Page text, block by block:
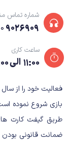
شماره تماس
۹۰۲۶۹۰۹
ساعت کاری
۱۱:۰۰ الی ۲۳:۰۰
بازی شروع نموده
طریق گیفت کارت
ضمانت قانونی بودن